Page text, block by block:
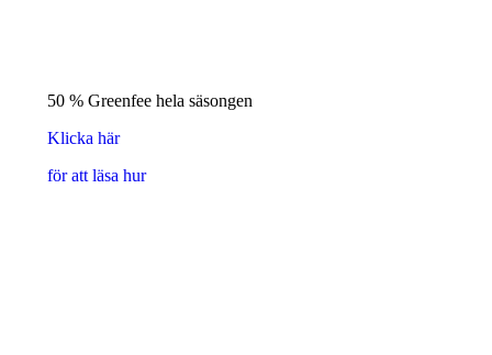
50 % Greenfee hela säsongen
Klicka här
för att läsa hur